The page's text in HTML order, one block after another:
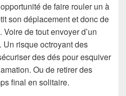
de faire rouler un à
son déplacement et donc de
de tout envoyer d’un
risque octroyant des
des dés pour esquiver
Ou de retirer des
final en solitaire.